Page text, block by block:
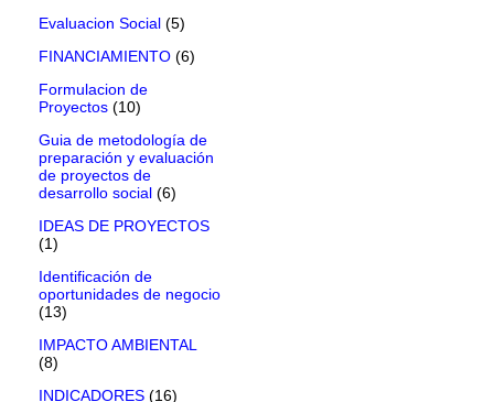
Evaluacion Social (5)
FINANCIAMIENTO (6)
Formulacion de
Proyectos (10)
Guia de metodología de
preparación y evaluación
de proyectos de
desarrollo social (6)
IDEAS DE PROYECTOS
(1)
Identificación de
oportunidades de negocio
(13)
IMPACTO AMBIENTAL
(8)
INDICADORES (16)